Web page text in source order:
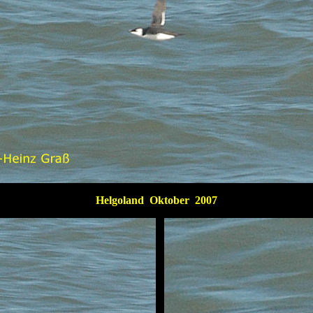
Helgoland Oktober 2007